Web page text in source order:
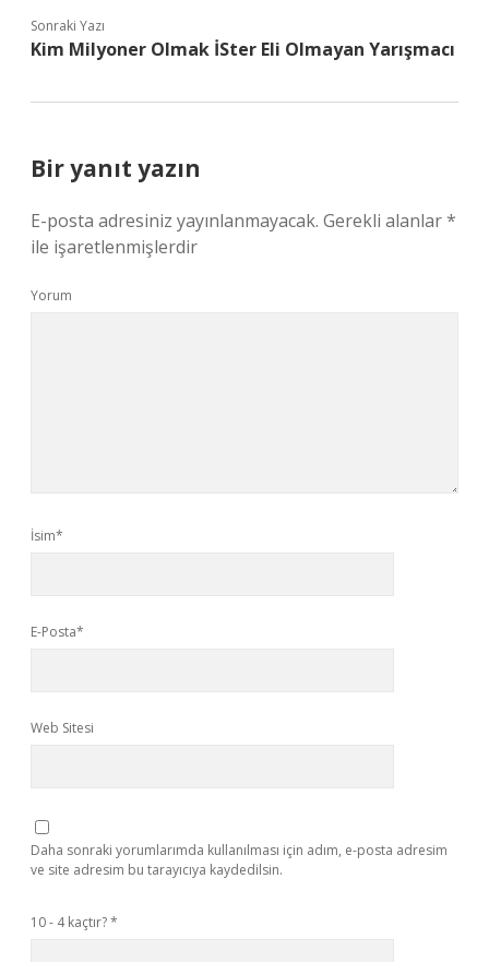
Sonraki Yazı
Kim Milyoner Olmak İSter Eli Olmayan Yarışmacı
Bir yanıt yazın
E-posta adresiniz yayınlanmayacak. Gerekli alanlar*
ile işaretlenmişlerdir
Yorum
İsim*
E-Posta*
Web Sitesi
Daha sonraki yorumlarımda kullanılması için adım, e-posta adresim
ve site adresim bu tarayıcıya kaydedilsin.
10 - 4 kaçtır?*